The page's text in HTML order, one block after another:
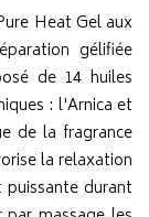
Heat Gel aux
gélifiée
de 14 huiles
: l'Arnica et
de la fragrance
la relaxation
durant